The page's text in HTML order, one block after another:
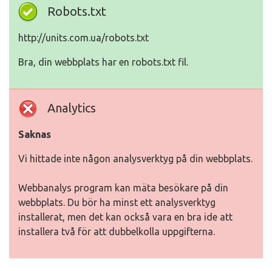
Robots.txt
http://units.com.ua/robots.txt
Bra, din webbplats har en robots.txt fil.
Analytics
Saknas
Vi hittade inte någon analysverktyg på din webbplats.
Webbanalys program kan mäta besökare på din
webbplats. Du bör ha minst ett analysverktyg
installerat, men det kan också vara en bra ide att
installera två för att dubbelkolla uppgifterna.